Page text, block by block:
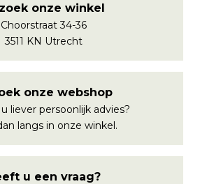
onze winkel
Choorstraat 34-36
3511 KN Utrecht
onze webshop
liever persoonlijk advies?
langs in onze winkel.
u een vraag?